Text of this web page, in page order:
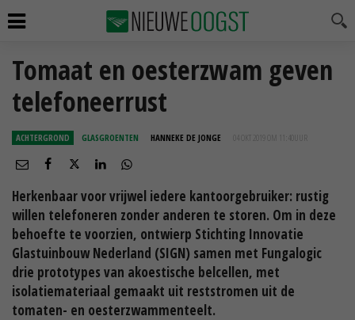
Tomaat en oesterzwam geven
telefoneerrust
ACHTERGROND GLASGROENTEN HANNEKE DE JONGE 04 OKT 2019 OM 11:40
Herkenbaar voor vrijwel iedere kantoorgebruiker: rustig
willen telefoneren zonder anderen te storen. Om in deze
behoefte te voorzien, ontwierp Stichting Innovatie
Glastuinbouw Nederland (SIGN) samen met Fungalogic
drie prototypes van akoestische belcellen, met
isolatiemateriaal gemaakt uit reststromen uit de
tomaten- en oesterzwammenteelt.